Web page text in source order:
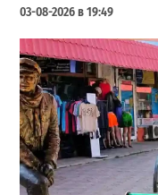
03-08-2026 в 19:49